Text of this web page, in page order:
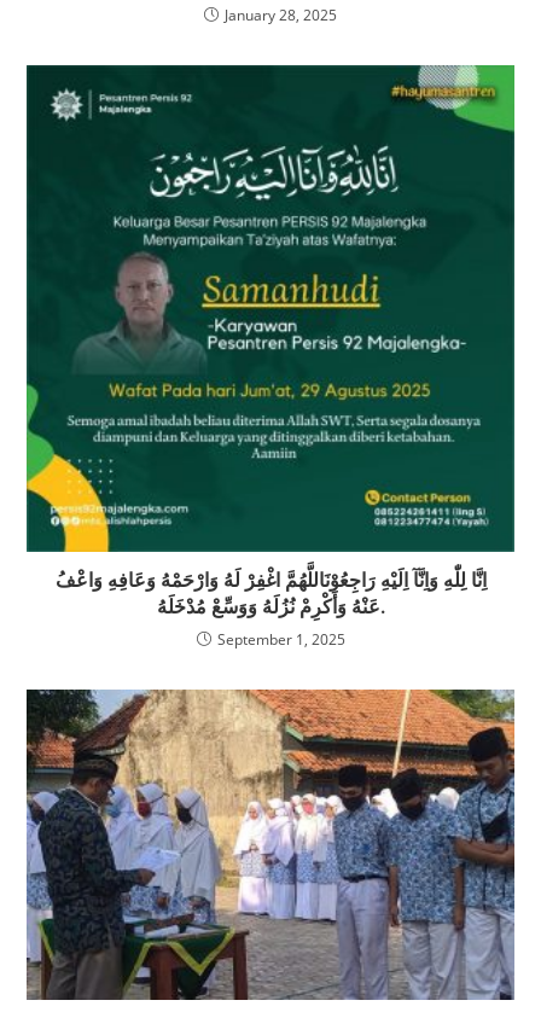
January 28, 2025
اِنَّا لِلّٰهِ وَاِنَّآ اِلَيْهِ رَاجِعُوْنَاللَّهُمَّ اغْفِرْ لَهُ وَارْحَمْهُ وَعَافِهِ وَاعْفُ
عَنْهُ وَأَكْرِمْ نُزُلَهُ وَوَسِّعْ مُدْخَلَهُ.
September 1, 2025